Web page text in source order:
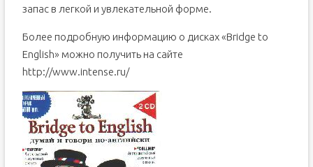
запас в легкой и увлекательной форме.
Более подробную информацию о дисках «Bridge to
English» можно получить на сайте
http://www.intense.ru/